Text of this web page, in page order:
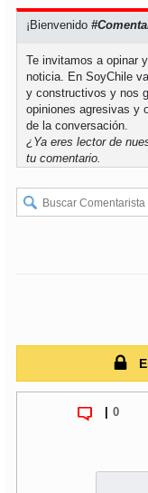
soy osorno
soypuertomontt
soychiloé
¡Bienvenido
Te invitamos a opinar
noticia. En SoyChile
y constructivos y nos
opiniones agresivas y
de la conversación.
¿Ya eres lector de
tu comentario.
0